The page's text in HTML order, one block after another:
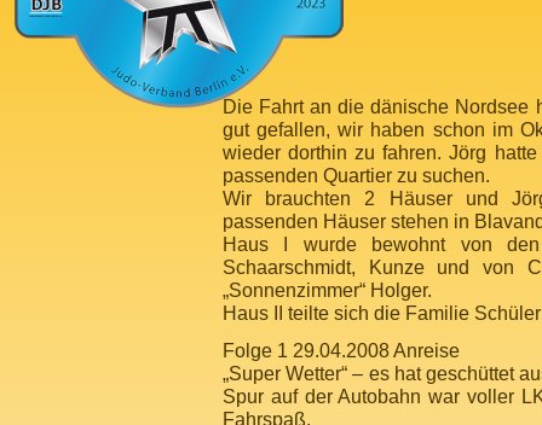
Die Fahrt an die dänische Nordsee
gut gefallen, wir haben schon im
wieder dorthin zu fahren. Jörg
passenden Quartier zu suchen.
Wir brauchten 2 Häuser und
passenden Häuser stehen in
Haus I wurde bewohnt von
Schaarschmidt, Kunze und von
„Sonnenzimmer“ Holger.
Haus II teilte sich die Familie
Folge 1 29.04.2008 Anreise
„Super Wetter“ – es hat geschüttet
Spur auf der Autobahn war voller
Fahrspaß.